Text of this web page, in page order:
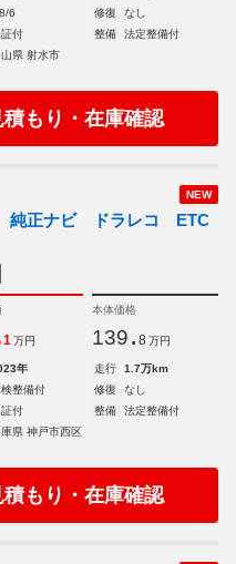
6 修復
なし
付 整備
法定整備付
県 射水市
積もり・在庫確認
NEW
純正ナビ ドラレコ ETC
1 万円
本体価格
139. 8 万円
年 走行
1.7万km
整備付 修復
なし
付 整備
法定整備付
県 神戸市西区
積もり・在庫確認